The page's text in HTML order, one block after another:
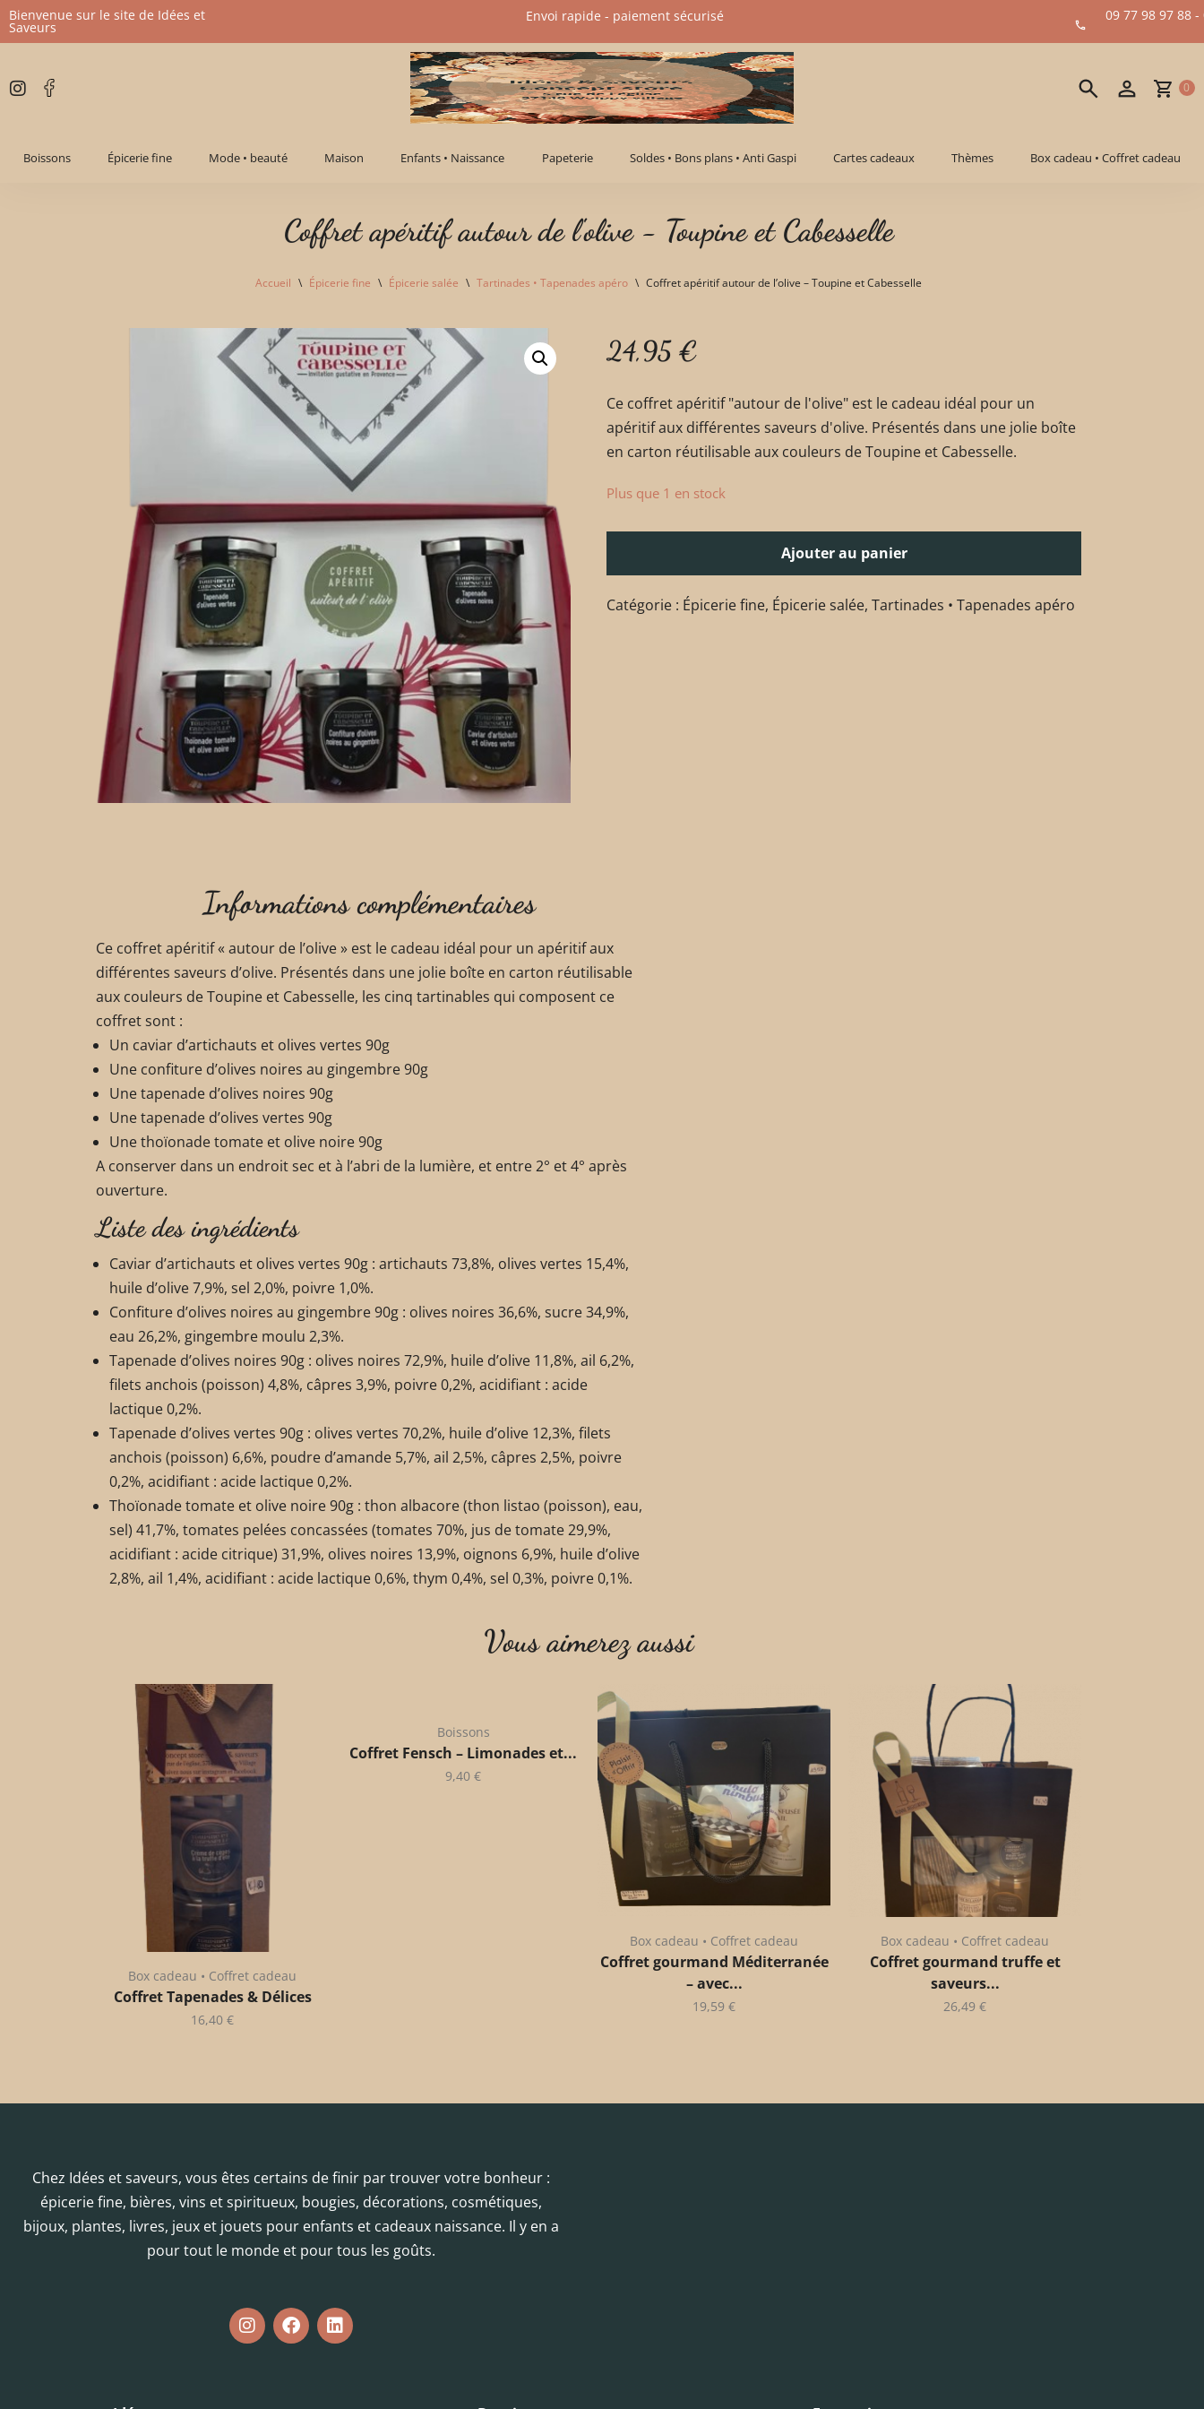
Aller
contenu
Bienvenue sur le site de Idées et
Saveurs
09 77 98 97 88 -
Envoi rapide - paiement sécurisé​
0
Boissons Épicerie fine Mode • beauté Maison Enfants • Naissance Papeterie Soldes • Bons plans • Anti Gaspi Cartes cadeaux Thèmes Box cadeau • Coffret cadeau
Coffret apéritif autour de l'olive - Toupine et Cabesselle
Accueil \ Épicerie fine \ Épicerie salée \ Tartinades • Tapenades apéro \ Coffret apéritif autour de l’olive – Toupine et Cabesselle
24,95 €
Ce coffret apéritif "autour de l'olive" est le cadeau idéal pour un
apéritif aux différentes saveurs d'olive. Présentés dans une jolie boîte
en carton réutilisable aux couleurs de Toupine et Cabesselle.
Plus que 1 en stock
Ajouter au panier
Catégorie : Épicerie fine, Épicerie salée, Tartinades • Tapenades apéro
Informations complémentaires
Ce coffret apéritif « autour de l’olive » est le cadeau idéal pour un apéritif aux
différentes saveurs d’olive. Présentés dans une jolie boîte en carton réutilisable
aux couleurs de Toupine et Cabesselle, les cinq tartinables qui composent ce
coffret sont :
Un caviar d’artichauts et olives vertes 90g
Une confiture d’olives noires au gingembre 90g
Une tapenade d’olives noires 90g
Une tapenade d’olives vertes 90g
Une thoïonade tomate et olive noire 90g
A conserver dans un endroit sec et à l’abri de la lumière, et entre 2° et 4° après
ouverture.
Liste des ingrédients
Caviar d’artichauts et olives vertes 90g : artichauts 73,8%, olives vertes 15,4%,
huile d’olive 7,9%, sel 2,0%, poivre 1,0%.
Confiture d’olives noires au gingembre 90g : olives noires 36,6%, sucre 34,9%,
eau 26,2%, gingembre moulu 2,3%.
Tapenade d’olives noires 90g : olives noires 72,9%, huile d’olive 11,8%, ail 6,2%,
filets anchois (poisson) 4,8%, câpres 3,9%, poivre 0,2%, acidifiant : acide
lactique 0,2%.
Tapenade d’olives vertes 90g : olives vertes 70,2%, huile d’olive 12,3%, filets
anchois (poisson) 6,6%, poudre d’amande 5,7%, ail 2,5%, câpres 2,5%, poivre
0,2%, acidifiant : acide lactique 0,2%.
Thoïonade tomate et olive noire 90g : thon albacore (thon listao (poisson), eau,
sel) 41,7%, tomates pelées concassées (tomates 70%, jus de tomate 29,9%,
acidifiant : acide citrique) 31,9%, olives noires 13,9%, oignons 6,9%, huile d’olive
2,8%, ail 1,4%, acidifiant : acide lactique 0,6%, thym 0,4%, sel 0,3%, poivre 0,1%.
Vous aimerez aussi
Box cadeau • Coffret cadeau
Coffret Tapenades & Délices
16,40 €
Boissons
Coffret Fensch – Limonades et...
9,40 €
Box cadeau • Coffret cadeau
Coffret gourmand Méditerranée
– avec...
19,59 €
Box cadeau • Coffret cadeau
Coffret gourmand truffe et
saveurs...
26,49 €
Chez Idées et saveurs, vous êtes certains de finir par trouver votre bonheur :
épicerie fine, bières, vins et spiritueux, bougies, décorations, cosmétiques,
bijoux, plantes, livres, jeux et jouets pour enfants et cadeaux naissance. Il y en a
pour tout le monde et pour tous les goûts.